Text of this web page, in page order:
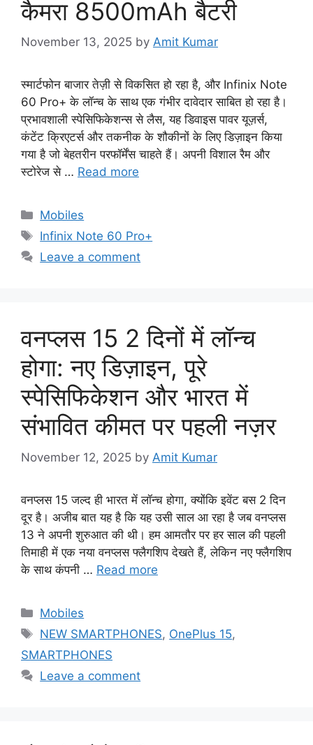
कैमरा 8500mAh बैटरी
November 13, 2025 by Amit Kumar
स्मार्टफोन बाजार तेज़ी से विकसित हो रहा है, और Infinix Note
60 Pro+ के लॉन्च के साथ एक गंभीर दावेदार साबित हो रहा है।
प्रभावशाली स्पेसिफिकेशन्स से लैस, यह डिवाइस पावर यूज़र्स,
कंटेंट क्रिएटर्स और तकनीक के शौकीनों के लिए डिज़ाइन किया
गया है जो बेहतरीन परफॉर्मेंस चाहते हैं। अपनी विशाल रैम और
स्टोरेज से … Read more
Categories
Mobiles
Tags
Infinix Note 60 Pro+
Leave a comment
वनप्लस 15 2 दिनों में लॉन्च
होगा: नए डिज़ाइन, पूरे
स्पेसिफिकेशन और भारत में
संभावित कीमत पर पहली नज़र
November 12, 2025 by Amit Kumar
वनप्लस 15 जल्द ही भारत में लॉन्च होगा, क्योंकि इवेंट बस 2 दिन
दूर है। अजीब बात यह है कि यह उसी साल आ रहा है जब वनप्लस
13 ने अपनी शुरुआत की थी। हम आमतौर पर हर साल की पहली
तिमाही में एक नया वनप्लस फ्लैगशिप देखते हैं, लेकिन नए फ्लैगशिप
के साथ कंपनी … Read more
Categories
Mobiles
Tags
NEW SMARTPHONES, OnePlus 15,
SMARTPHONES
Leave a comment